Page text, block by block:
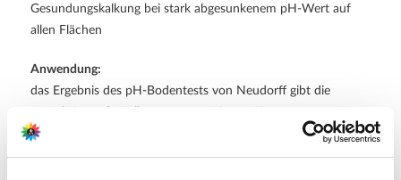
Gesundungskalkung bei stark abgesunkenem pH-Wert auf
allen Flächen
Anwendung:
das Ergebnis des pH-Bodentests von Neudorff gibt die
den Azet® RasenKalk gleichmäßig mit der Hand oder dem
Streuwagen aus und arbeiten Sie ihn leicht